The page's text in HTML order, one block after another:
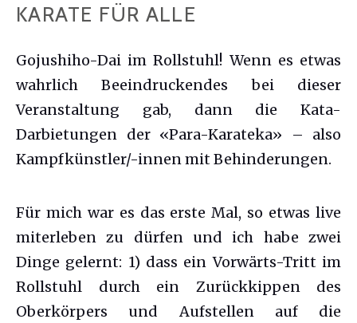
KARATE FÜR ALLE
Gojushiho-Dai im Rollstuhl! Wenn es etwas
wahrlich Beeindruckendes bei dieser
Veranstaltung gab, dann die Kata-
Darbietungen der «Para-Karateka» – also
Kampfkünstler/-innen mit Behinderungen.
Für mich war es das erste Mal, so etwas live
miterleben zu dürfen und ich habe zwei
Dinge gelernt: 1) dass ein Vorwärts-Tritt im
Rollstuhl durch ein Zurückkippen des
Oberkörpers und Aufstellen auf die